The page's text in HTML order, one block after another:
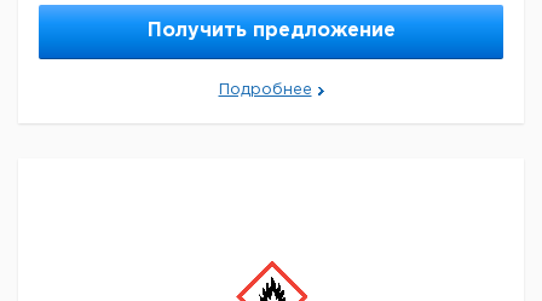
Номер ООН:
1789
Данные для транспортировки (реальные данные
Получить предложение
Подробнее